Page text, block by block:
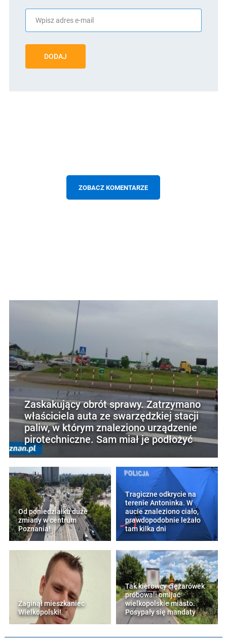
DODAJ
ZOBACZ KOMENTARZE
Zaskakujący obrót sprawy. Zatrzymano
właściciela auta ze swarzędzkiej stacji
paliw, w którym znaleziono urządzenie
pirotechniczne. Sam miał je podłożyć
Od poniedziałku duże
zmiany w centrum
Poznania!
Tragiczne odkrycie na
terenie Antoninka. W
aucie znaleziono ciało,
prawdopodobnie leżało
tam kilka dni
Zaginął mieszkaniec
Wielkopolski!
Tak kierowcy ciężarówek
próbowali omijać
wielkopolskie miasto.
Posypały się mandaty